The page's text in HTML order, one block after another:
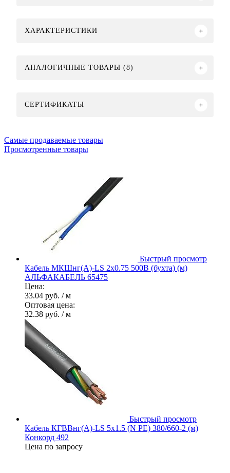
ХАРАКТЕРИСТИКИ
АНАЛОГИЧНЫЕ ТОВАРЫ (8)
СЕРТИФИКАТЫ
Самые продаваемые товары
Просмотренные товары
Быстрый просмотр
Кабель МКШнг(А)-LS 2х0.75 500В (бухта) (м)
АЛЬФАКАБЕЛЬ 65475
Цена:
33.04 руб. / м
Оптовая цена:
32.38 руб. / м
Быстрый просмотр
Кабель КГВВнг(А)-LS 5х1.5 (N PE) 380/660-2 (м)
Конкорд 492
Цена по запросу